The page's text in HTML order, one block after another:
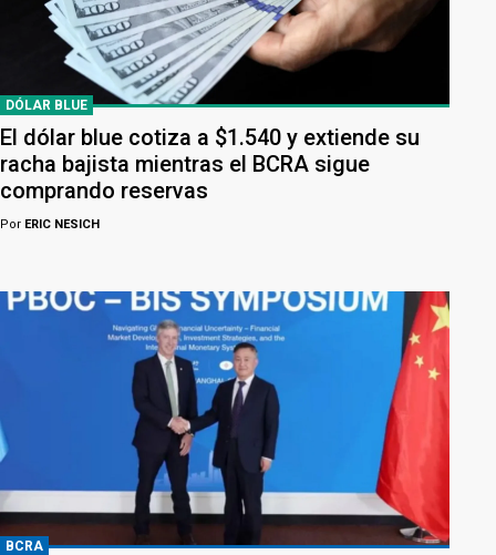
DÓLAR BLUE
El dólar blue cotiza a $1.540 y extiende su
racha bajista mientras el BCRA sigue
comprando reservas
Por ERIC NESICH
BCRA